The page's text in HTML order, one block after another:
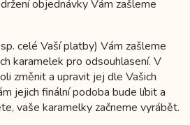
objednávky Vám zašleme
celé Vaší platby) Vám zašleme
karamelek pro odsouhlasení. V
změnit a upravit jej dle Vašich
jejich finální podoba bude líbit a
vaše karamelky začneme vyrábět.